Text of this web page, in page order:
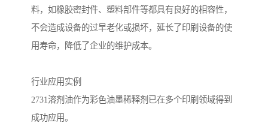
料，如橡胶密封件、塑料部件等都具有良好的相容性，
不会造成设备的过早老化或损坏，延长了印刷设备的使
用寿命，降低了企业的维护成本。
行业应用实例
2731溶剂油作为彩色油墨稀释剂已在多个印刷领域得到
成功应用。